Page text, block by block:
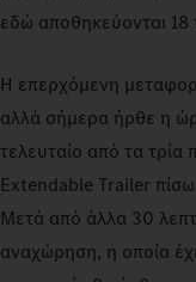
εδώ αποθηκεύονται 18
Η επερχόμενη
αλλά σήμερα ήρθε η
τελευταίο από τα τρία
Extendable Trailer
Μετά από άλλα 30
αναχώρηση, η οποία